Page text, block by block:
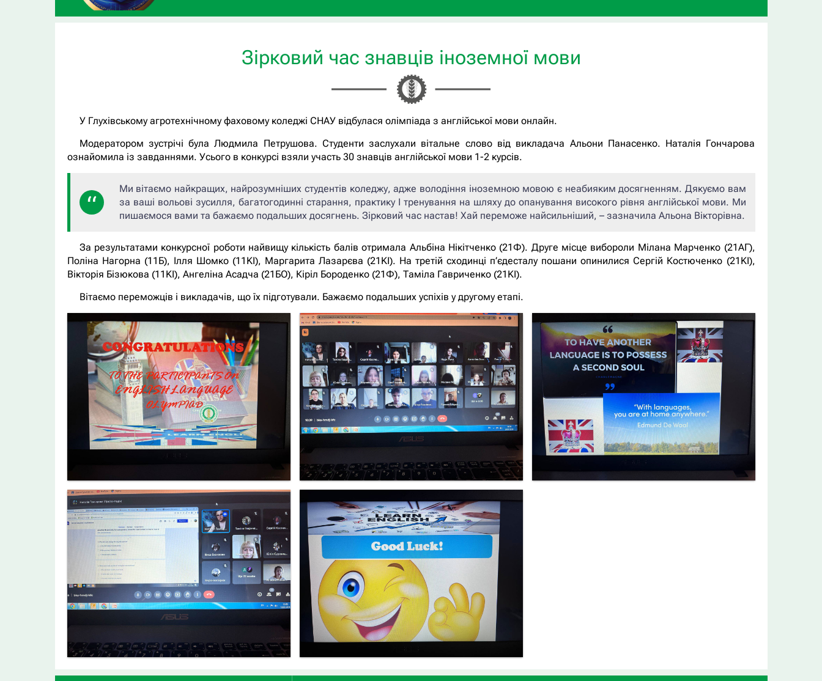
Зірковий час знавців іноземної мови
У Глухівському агротехнічному фаховому коледжі СНАУ відбулася олімпіада з англійської мови онлайн.
Модератором зустрічі була Людмила Петрушова. Студенти заслухали вітальне слово від викладача Альони Панасенко. Наталія Гончарова
ознайомила із завданнями. Усього в конкурсі взяли участь 30 знавців англійської мови 1-2 курсів.
Ми вітаємо найкращих, найрозумніших студентів коледжу, адже володіння іноземною мовою є неабияким досягненням. Дякуємо вам
за ваші вольові зусилля, багатогодинні старання, практику І тренування на шляху до опанування високого рівня англійської мови. Ми
пишаємося вами та бажаємо подальших досягнень. Зірковий час настав! Хай переможе найсильніший, – зазначила Альона Вікторівна.
За результатами конкурсної роботи найвищу кількість балів отримала Альбіна Нікітченко (21Ф). Друге місце вибороли Мілана Марченко (21AГ),
Поліна Нагорна (11Б), Ілля Шомко (11KІ), Маргарита Лазарєва (21KІ). На третій сходинці п’єдесталу пошани опинилися Сергій Костюченко (21KI),
Вікторія Бізюкова (11KI), Ангеліна Асадча (21БО), Кіріл Бороденко (21Ф), Таміла Гавриченко (21KI).
Вітаємо переможців і викладачів, що їх підготували. Бажаємо подальших успіхів у другому етапі.